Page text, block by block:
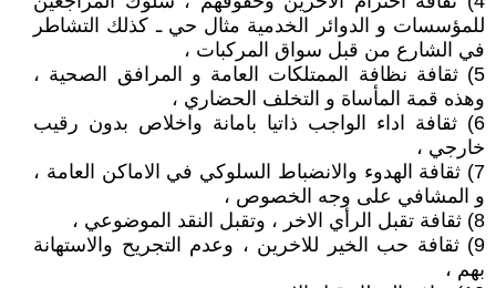
للمؤسسات و الدوائر الخدمية مثال حي ـ كذلك التشاطر
في الشارع من قبل سواق المركبات ،
5) ثقافة نظافة الممتلكات العامة و المرافق الصحية ،
وهذه قمة المأساة و التخلف الحضاري ،
6) ثقافة اداء الواجب ذاتيا بامانة واخلاص بدون رقيب
خارجي ،
7) ثقافة الهدوء والانضباط السلوكي في الاماكن العامة ،
و المشافي على وجه الخصوص ،
8) ثقافة تقبل الرأي الاخر ، وتقبل النقد الموضوعي ،
9) ثقافة حب الخير للاخرين ، وعدم التجريح والاستهانة
بهم ،